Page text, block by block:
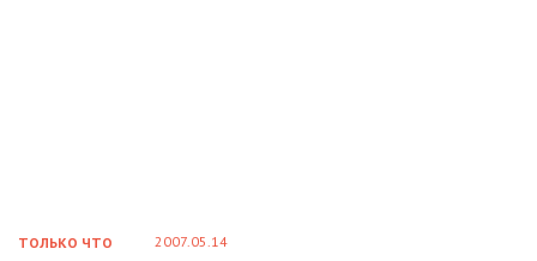
ТОЛЬКО ЧТО 2007.05.14